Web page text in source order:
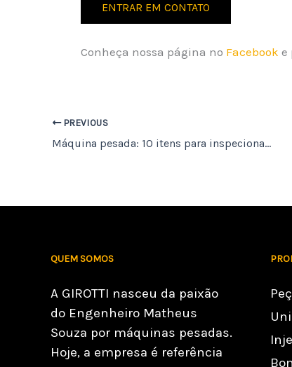
ENTRAR EM CONTATO
Conheça nossa página no Facebook e
PREVIOUS
Máquina pesada: 10 itens para inspecionar diariamente
QUEM SOMOS
A GIROTTI nasceu da paixão
do Engenheiro Matheus
Souza por máquinas pesadas.
Hoje, a empresa é referência